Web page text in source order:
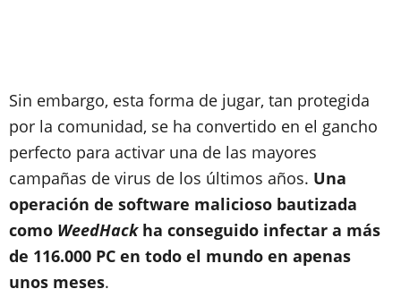
Sin embargo, esta forma de jugar, tan protegida
por la comunidad, se ha convertido en el gancho
perfecto para activar una de las mayores
campañas de virus de los últimos años. Una
operación de software malicioso bautizada
como WeedHackha conseguido infectar a más
de 116.000 PC en todo el mundo en apenas
unos meses.